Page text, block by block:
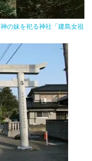
の妹を祀る神社「建島女祖